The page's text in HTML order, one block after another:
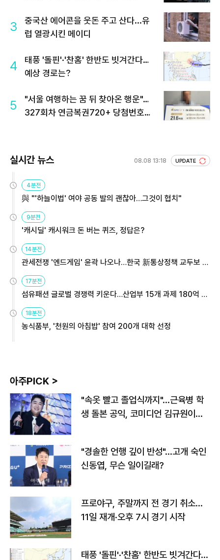
3
중국산 에어콘을 웃돈 주고 산다...유
럽 열광시킨 메이디
4
태풍 '돌핀'·'찬홈' 한반도 빗겨간다…
예상 경로는?
5
"서울 여행하는 꿈 뒤 찾아온 행운"…
327회차 연금복권720+ 당첨번호조
실시간 뉴스 08.08 13:18 UPDATE
4분전
與 "'하늘이법' 여야 공동 발의 괜찮아…그것이 협치"
9분전
'캐시딜' 캐시워크 돈 버는 퀴즈, 정답은?
14분전
관세전쟁 '엔드게임' 윤곽 나오나…한국 新통상정책 교두보 활
17분전
섬유패션 글로벌 경쟁력 키운다…산업부 15개 과제 180억 지
18분전
농식품부, '천원의 아침밥' 참여 200개 대학 선정
아주PICK >
"속옷 빨고 졸업식까지"…근육병 학
생 돌본 공익, 코미디언 김규원이었
"경솔한 언행 깊이 반성"…고개 숙인
신동엽, 무슨 일이길래?
프로야구, 주말까지 전 경기 취소…
11일 재개·오후 7시 경기 시작
태풍 '돌핀'·'찬홈' 한반도 빗겨간다…